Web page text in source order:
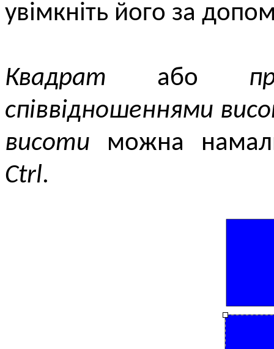
увімкніть його за
Квадрат або
співвідношеннями
висоти можна
Ctrl.